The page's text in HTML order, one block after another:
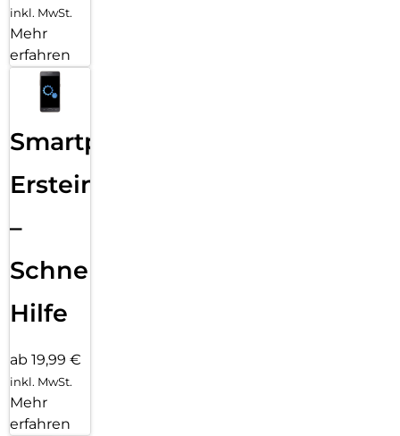
inkl. MwSt.
Mehr
erfahren
Smartphone
Ersteinrichtung
–
Schnelle
Hilfe
ab 19,99 €
inkl. MwSt.
Mehr
erfahren